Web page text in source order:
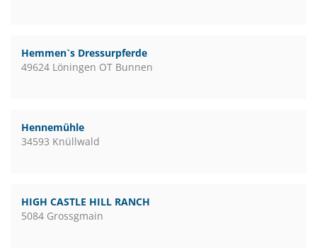
Hemmen`s Dressurpferde
49624 Löningen OT Bunnen
Hennemühle
34593 Knüllwald
HIGH CASTLE HILL RANCH
5084 Grossgmain